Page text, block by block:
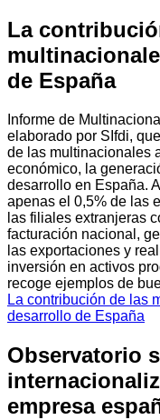
La
de España
Informe de
elaborado por SIfdi,
de las multinacionales
económico, la
desarrollo en España.
apenas el 0,5% de las
las filiales extranjeras
facturación nacional,
las exportaciones y
inversión en activos
recoge ejemplos de
La contribución de las
desarrollo de España
Observatorio
empresa